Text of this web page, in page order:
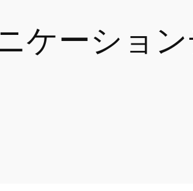
ケーショ